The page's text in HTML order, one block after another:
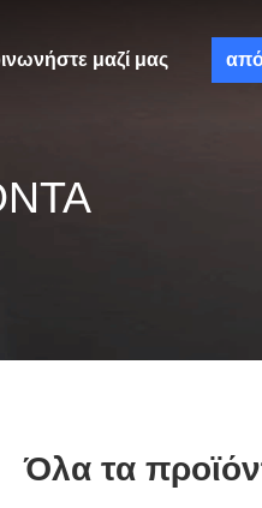
μαζί μας
Όλα τα